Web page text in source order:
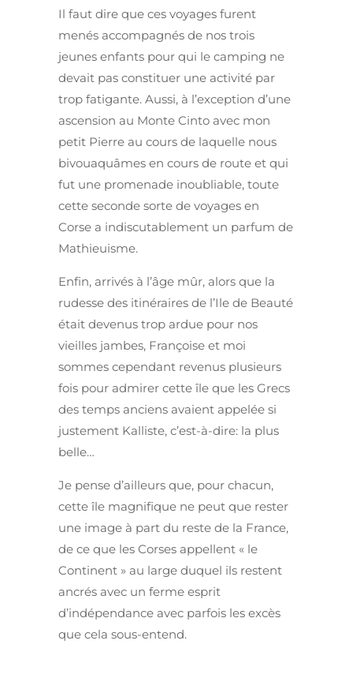
Il faut dire que ces voyages furent
menés accompagnés de nos trois
jeunes enfants pour qui le camping ne
devait pas constituer une activité par
trop fatigante. Aussi, à l’exception d’une
ascension au Monte Cinto avec mon
petit Pierre au cours de laquelle nous
bivouaquâmes en cours de route et qui
fut une promenade inoubliable, toute
cette seconde sorte de voyages en
Corse a indiscutablement un parfum de
Mathieuisme.
Enfin, arrivés à l’âge mûr, alors que la
rudesse des itinéraires de l’Ile de Beauté
était devenus trop ardue pour nos
vieilles jambes, Françoise et moi
sommes cependant revenus plusieurs
fois pour admirer cette île que les Grecs
des temps anciens avaient appelée si
justement Kalliste, c’est-à-dire: la plus
belle…
Je pense d’ailleurs que, pour chacun,
cette île magnifique ne peut que rester
une image à part du reste de la France,
de ce que les Corses appellent « le
Continent » au large duquel ils restent
ancrés avec un ferme esprit
d’indépendance avec parfois les excès
que cela sous-entend.